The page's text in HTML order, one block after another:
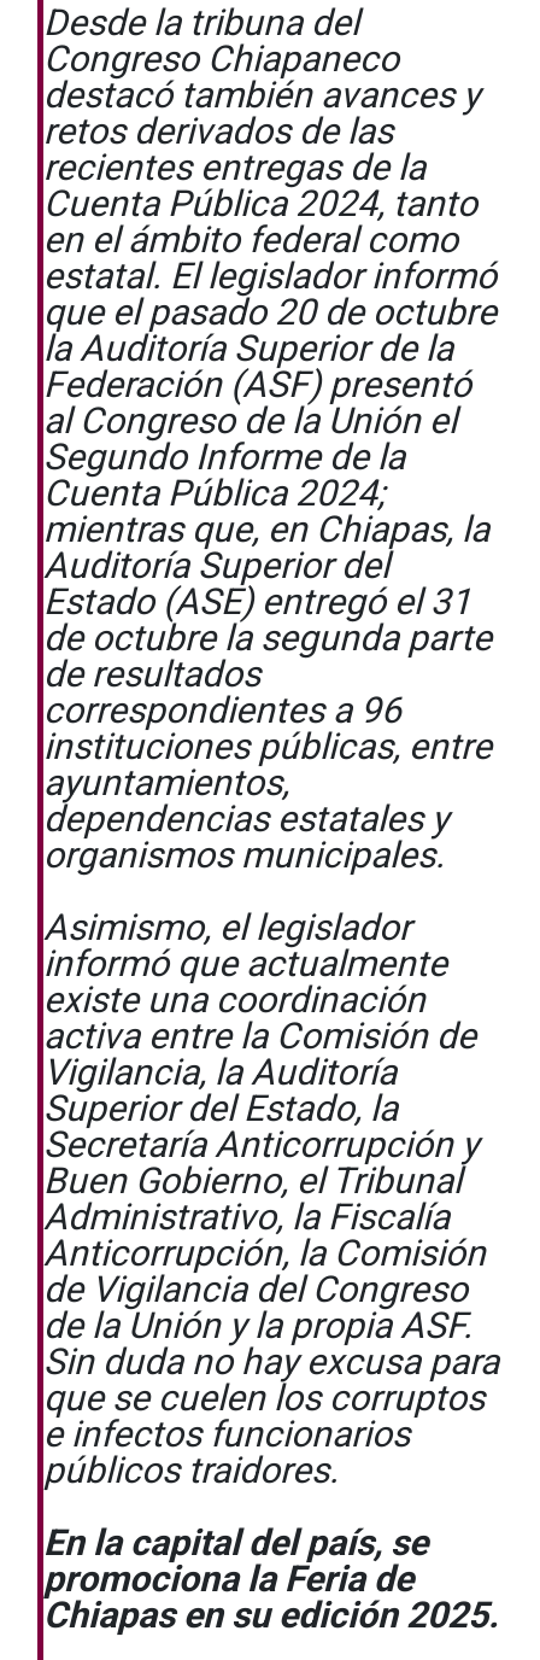
Desde la tribuna del
Congreso Chiapaneco
destacó también avances y
retos derivados de las
recientes entregas de la
Cuenta Pública 2024, tanto
en el ámbito federal como
estatal. El legislador informó
que el pasado 20 de octubre
la Auditoría Superior de la
Federación (ASF) presentó
al Congreso de la Unión el
Segundo Informe de la
Cuenta Pública 2024;
mientras que, en Chiapas, la
Auditoría Superior del
Estado (ASE) entregó el 31
de octubre la segunda parte
de resultados
correspondientes a 96
instituciones públicas, entre
ayuntamientos,
dependencias estatales y
organismos municipales.
Asimismo, el legislador
informó que actualmente
existe una coordinación
activa entre la Comisión de
Vigilancia, la Auditoría
Superior del Estado, la
Secretaría Anticorrupción y
Buen Gobierno, el Tribunal
Administrativo, la Fiscalía
Anticorrupción, la Comisión
de Vigilancia del Congreso
de la Unión y la propia ASF.
Sin duda no hay excusa para
que se cuelen los corruptos
e infectos funcionarios
públicos traidores.
En la capital del país, se
promociona la Feria de
Chiapas en su edición 2025.